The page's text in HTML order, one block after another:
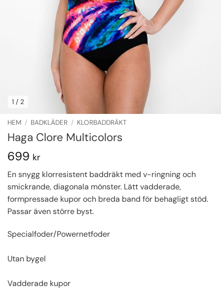
1 / 2
HEM / BADKLÄDER / KLORBADDRÄKT
Haga Clore Multicolors
699 kr
En snygg klorresistent baddräkt med v-ringning och
smickrande, diagonala mönster. Lätt vadderade,
formpressade kupor och breda band för behagligt stöd.
Passar även större byst.
Specialfoder/Powernetfoder
Utan bygel
Vadderade kupor